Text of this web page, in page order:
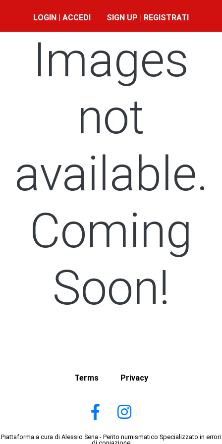
LOGIN | ACCEDI SIGN UP | REGISTRATI
Images
not
available.
Coming
Soon!
Terms Privacy
Piattaforma a cura di Alessio Sena - Perito numismatico Specializzato in errori